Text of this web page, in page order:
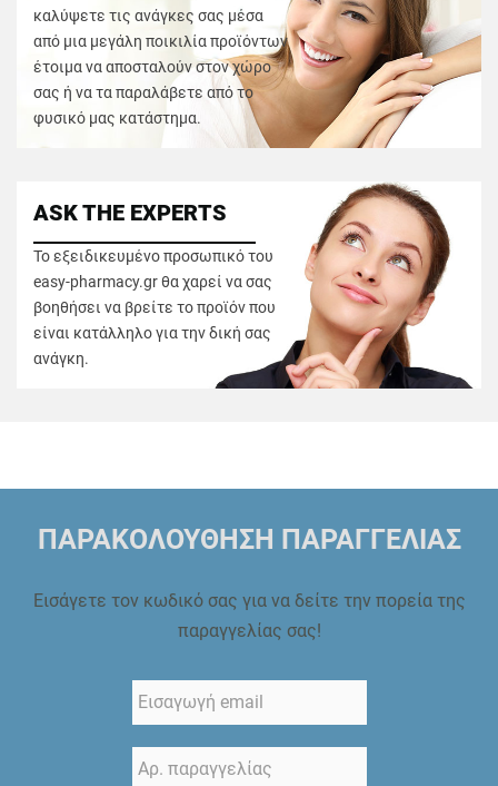
καλύψετε τις ανάγκες σας μέσα
από μια μεγάλη ποικιλία προϊόντων
έτοιμα να αποσταλούν στον χώρο
σας ή να τα παραλάβετε από το
φυσικό μας κατάστημα.
ASK THE EXPERTS
Το εξειδικευμένο προσωπικό του
easy-pharmacy.gr θα χαρεί να σας
βοηθήσει να βρείτε το προϊόν που
είναι κατάλληλο για την δική σας
ανάγκη.
ΠΑΡΑΚΟΛΟΥΘΗΣΗ ΠΑΡΑΓΓΕΛΙΑΣ
Εισάγετε τον κωδικό σας για να δείτε την πορεία της
παραγγελίας σας!